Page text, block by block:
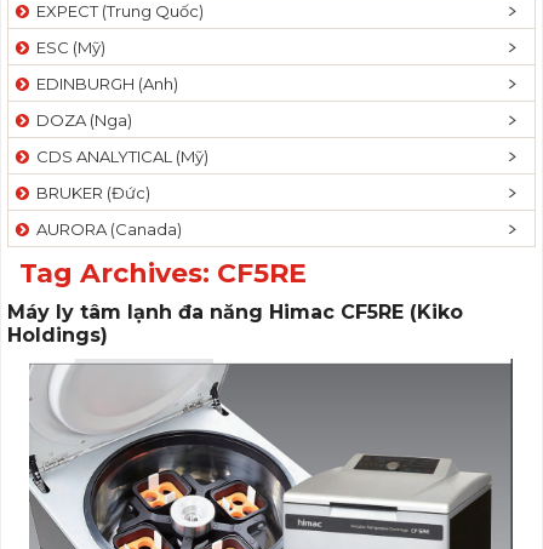
EXPECT (Trung Quốc)
ESC (Mỹ)
EDINBURGH (Anh)
DOZA (Nga)
CDS ANALYTICAL (Mỹ)
BRUKER (Đức)
AURORA (Canada)
Tag Archives: CF5RE
Máy ly tâm lạnh đa năng Himac CF5RE (Kiko
Holdings)